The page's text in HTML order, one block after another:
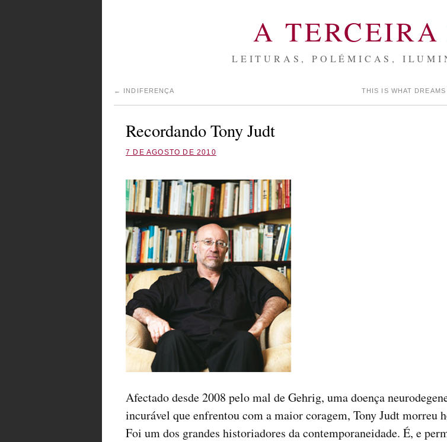
A
LEITURAS, POLÉMICAS,
← INDIFERENÇA THIS IS WHAT
Recordando Tony Judt
7 DE AGOSTO DE 2010
Afectado desde 2008 pelo mal de Gehrig, uma doença
incurável que enfrentou com a maior coragem, Tony Judt morreu
Foi um dos grandes historiadores da contemporaneidade. É, e